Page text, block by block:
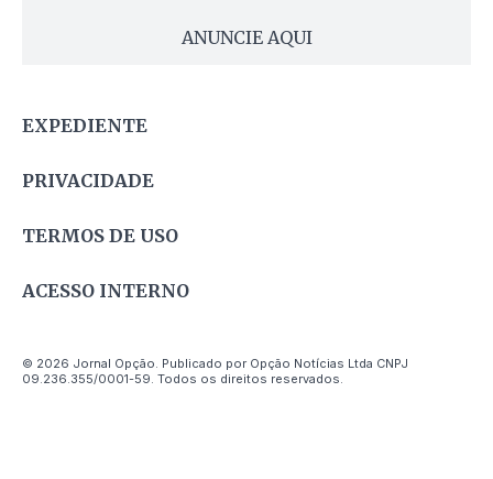
ANUNCIE AQUI
EXPEDIENTE
PRIVACIDADE
TERMOS DE USO
ACESSO INTERNO
© 2026 Jornal Opção. Publicado por Opção Notícias Ltda CNPJ
09.236.355/0001-59. Todos os direitos reservados.